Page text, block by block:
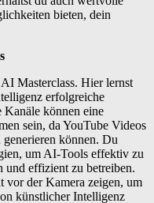
bieten, dein
Masterclass. Hier lernst
erfolgreiche
Kanäle können eine
sein, da YouTube Videos
können. Du
um AI-Tools effektiv zu
und effizient zu betreiben.
vor der Kamera zeigen, um
künstlicher Intelligenz